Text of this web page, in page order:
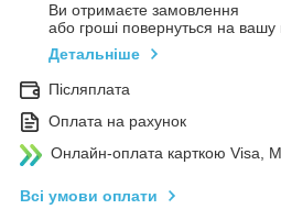
Ви отримаєте замовлення
або гроші повернуться на вашу
Детальніше
Післяплата
Оплата на рахунок
Онлайн-оплата карткою Visa,
Всі умови оплати